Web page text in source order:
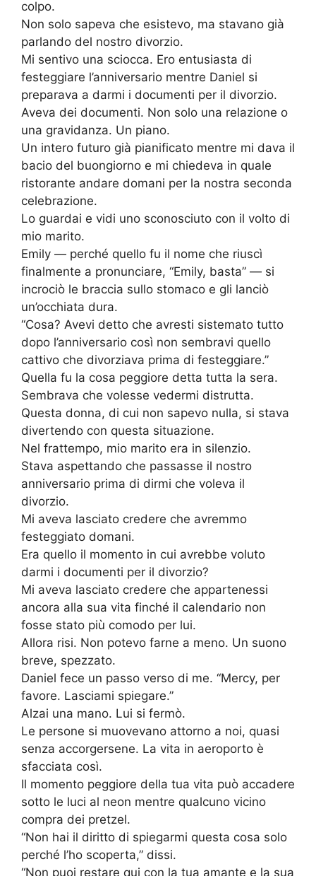
colpo.
Non solo sapeva che esistevo, ma stavano già
parlando del nostro divorzio.
Mi sentivo una sciocca. Ero entusiasta di
festeggiare l’anniversario mentre Daniel si
preparava a darmi i documenti per il divorzio.
Aveva dei documenti. Non solo una relazione o
una gravidanza. Un piano.
Un intero futuro già pianificato mentre mi dava il
bacio del buongiorno e mi chiedeva in quale
ristorante andare domani per la nostra seconda
celebrazione.
Lo guardai e vidi uno sconosciuto con il volto di
mio marito.
Emily — perché quello fu il nome che riuscì
finalmente a pronunciare, “Emily, basta” — si
incrociò le braccia sullo stomaco e gli lanciò
un’occhiata dura.
“Cosa? Avevi detto che avresti sistemato tutto
dopo l’anniversario così non sembravi quello
cattivo che divorziava prima di festeggiare.”
Quella fu la cosa peggiore detta tutta la sera.
Sembrava che volesse vedermi distrutta.
Questa donna, di cui non sapevo nulla, si stava
divertendo con questa situazione.
Nel frattempo, mio marito era in silenzio.
Stava aspettando che passasse il nostro
anniversario prima di dirmi che voleva il
divorzio.
Mi aveva lasciato credere che avremmo
festeggiato domani.
Era quello il momento in cui avrebbe voluto
darmi i documenti per il divorzio?
Mi aveva lasciato credere che appartenessi
ancora alla sua vita finché il calendario non
fosse stato più comodo per lui.
Allora risi. Non potevo farne a meno. Un suono
breve, spezzato.
Daniel fece un passo verso di me. “Mercy, per
favore. Lasciami spiegare.”
Alzai una mano. Lui si fermò.
Le persone si muovevano attorno a noi, quasi
senza accorgersene. La vita in aeroporto è
sfacciata così.
Il momento peggiore della tua vita può accadere
sotto le luci al neon mentre qualcuno vicino
compra dei pretzel.
“Non hai il diritto di spiegarmi questa cosa solo
perché l’ho scoperta,” dissi.
“Non puoi restare qui con la tua amante e la sua